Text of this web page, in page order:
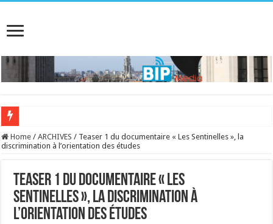
Home / ARCHIVES / Teaser 1 du documentaire « Les Sentinelles », la
discrimination à l’orientation des études
Teaser 1 du documentaire « Les
Sentinelles », la discrimination à
l’orientation des études